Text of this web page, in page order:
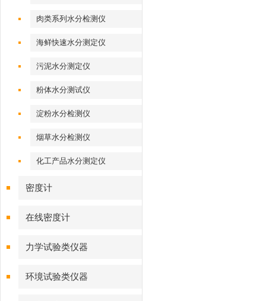
肉类系列水分检测仪
海鲜快速水分测定仪
污泥水分测定仪
粉体水分测试仪
淀粉水分检测仪
烟草水分检测仪
化工产品水分测定仪
密度计
在线密度计
力学试验类仪器
环境试验类仪器